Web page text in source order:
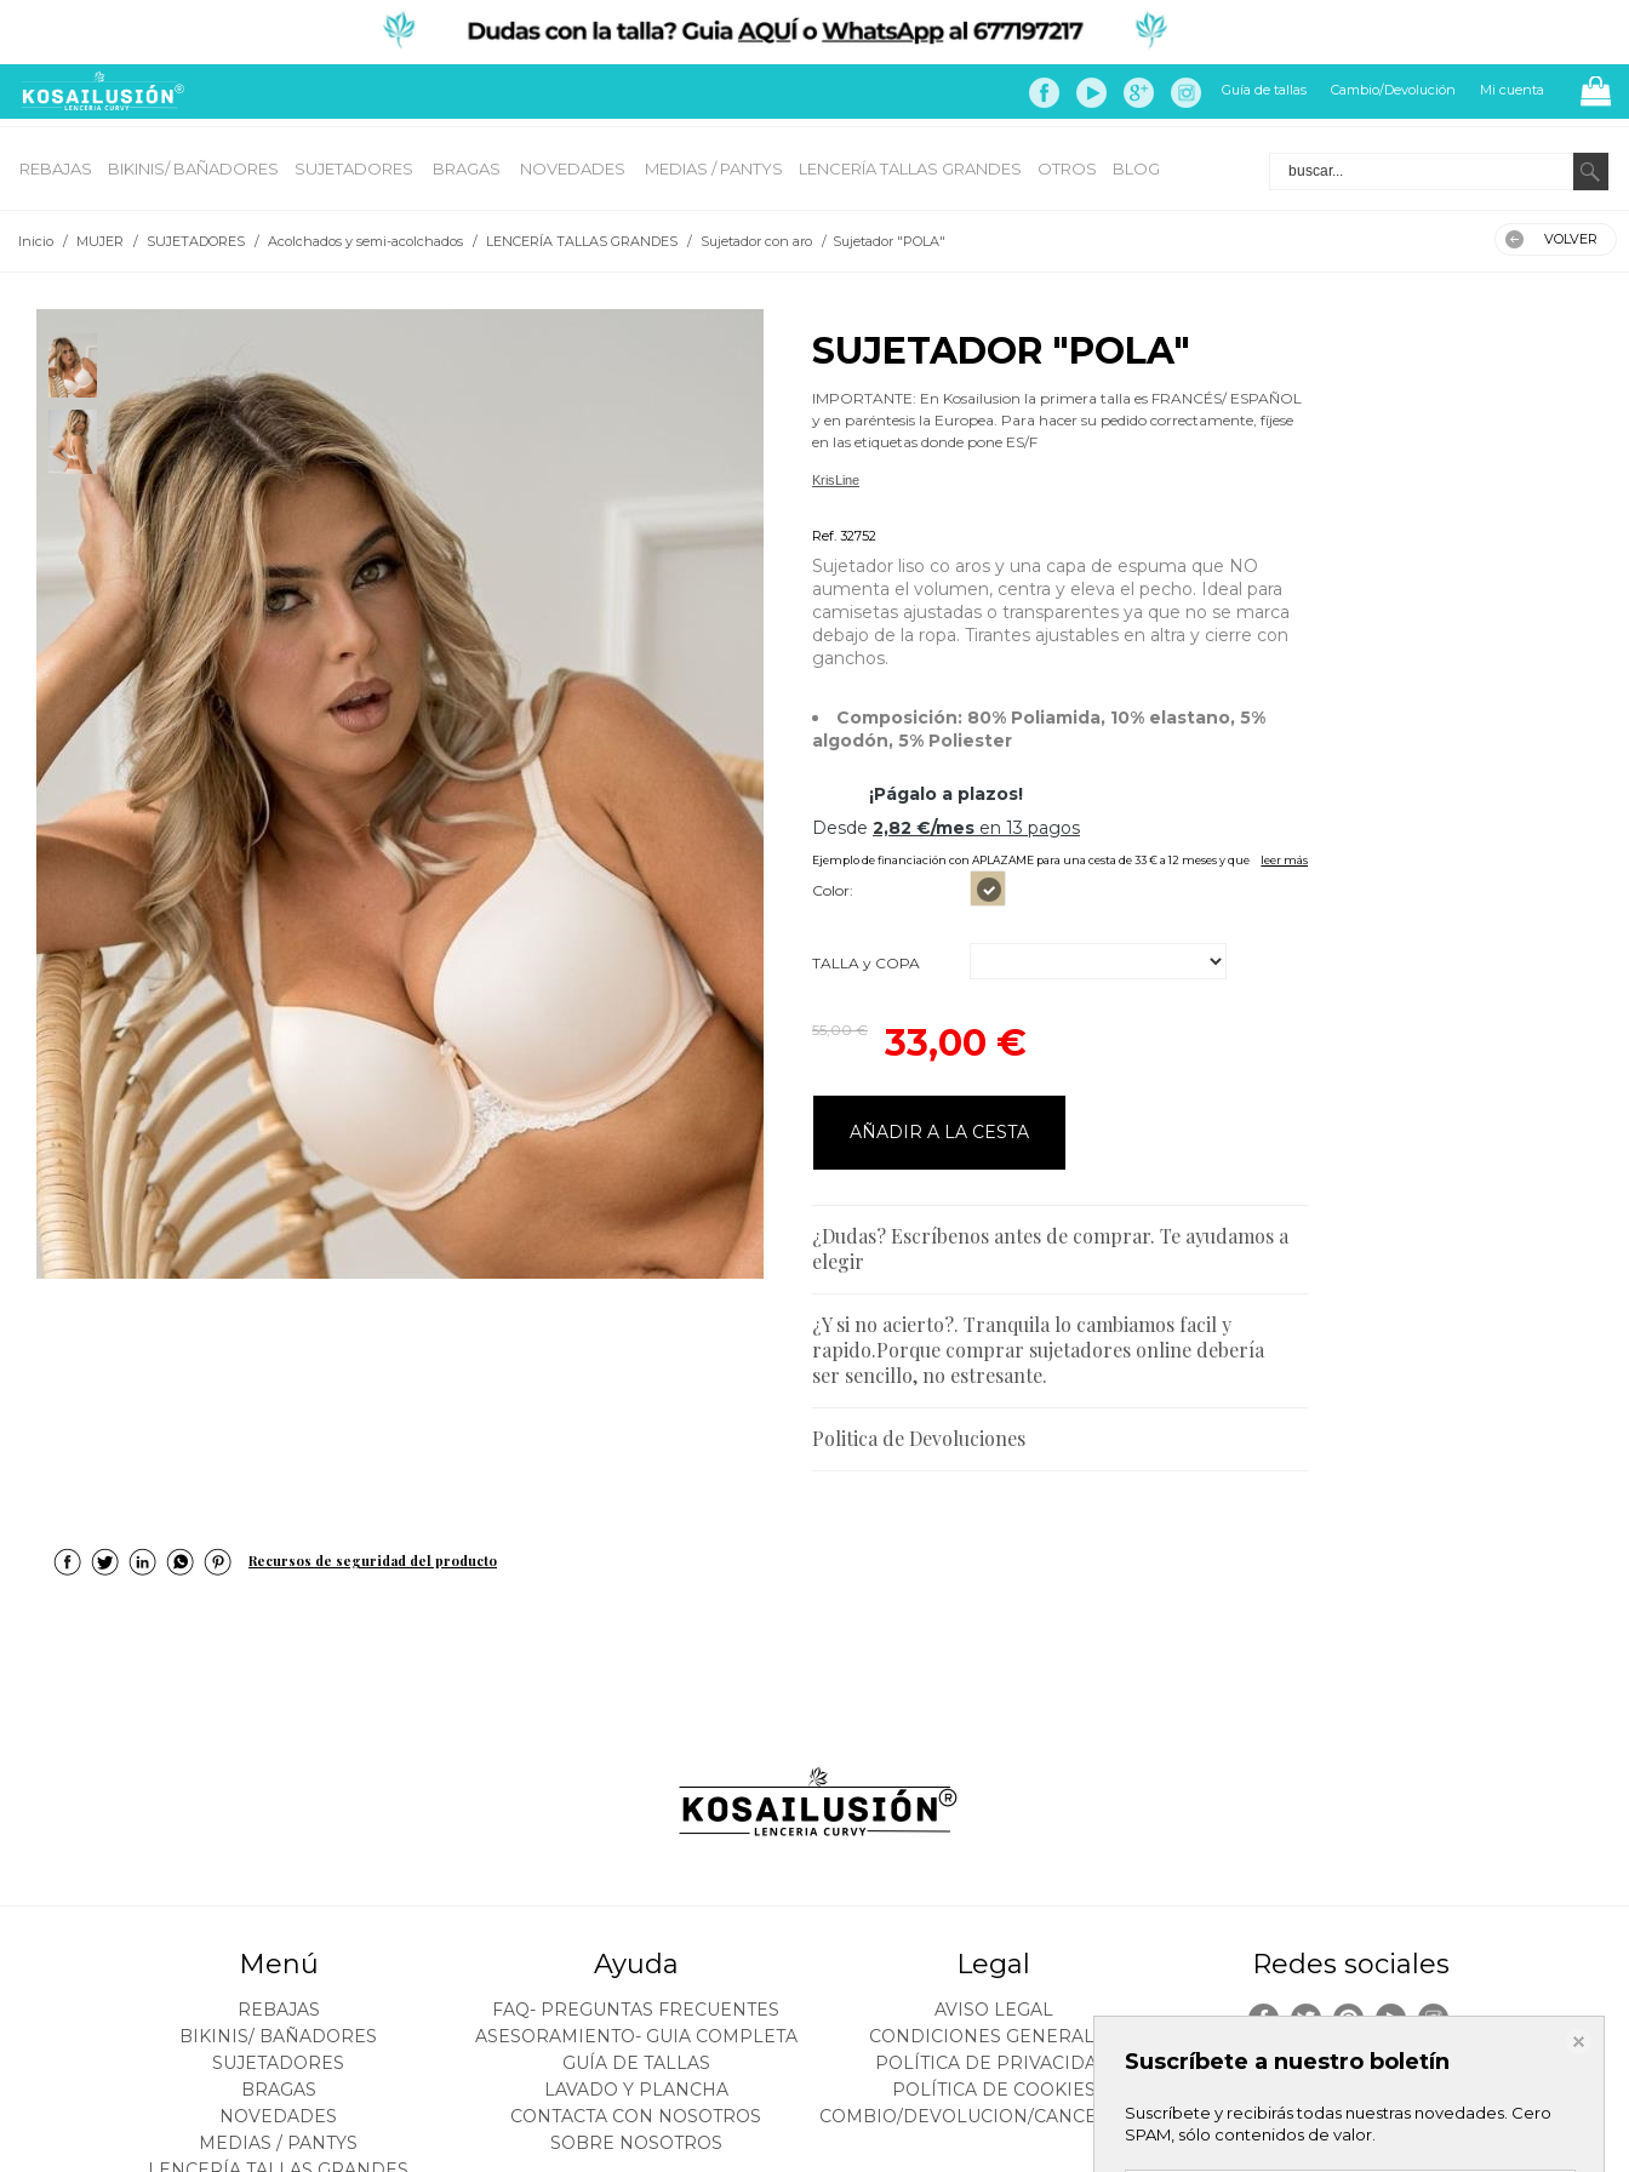
Guía de tallas Cambio/Devolución Mi cuenta
REBAJAS BIKINIS/ BAÑADORES SUJETADORES BRAGAS NOVEDADES MEDIAS / PANTYS LENCERÍA TALLAS GRANDES OTROS BLOG
Inicio / MUJER / SUJETADORES / Acolchados y semi-acolchados / LENCERÍA TALLAS GRANDES / Sujetador con aro / Sujetador "POLA" VOLVER
SUJETADOR "POLA"
IMPORTANTE: En Kosailusion la primera talla es FRANCÉS/ ESPAÑOL
y en paréntesis la Europea. Para hacer su pedido correctamente, fíjese
en las etiquetas donde pone ES/F
KrisLine
Ref. 32752
Sujetador liso co aros y una capa de espuma que NO
aumenta el volumen, centra y eleva el pecho. Ideal para
camisetas ajustadas o transparentes ya que no se marca
debajo de la ropa. Tirantes ajustables en altra y cierre con
ganchos.
Composición: 80% Poliamida, 10% elastano, 5%
algodón, 5% Poliester
Color:
TALLA y COPA
55,00 € 33,00 €
AÑADIR A LA CESTA
¿Dudas? Escríbenos antes de comprar. Te ayudamos a
elegir
¿Y si no acierto?. Tranquila lo cambiamos facil y
rapido.Porque comprar sujetadores online debería
ser sencillo, no estresante.
Politica de Devoluciones
Recursos de seguridad del producto
Menú
REBAJAS
BIKINIS/ BAÑADORES
SUJETADORES
BRAGAS
NOVEDADES
MEDIAS / PANTYS
Ayuda
FAQ- PREGUNTAS FRECUENTES
ASESORAMIENTO- GUIA COMPLETA
GUÍA DE TALLAS
LAVADO Y PLANCHA
CONTACTA CON NOSOTROS
SOBRE NOSOTROS
Legal
AVISO LEGAL
CONDICIONES GENERALES
POLÍTICA DE PRIVACIDAD
POLÍTICA DE COOKIES
COMBIO/DEVOLUCION/CANCELACION
Redes sociales
Suscríbete a nuestro boletín
Suscríbete y recibirás todas nuestras novedades. Cero
SPAM, sólo contenidos de valor.